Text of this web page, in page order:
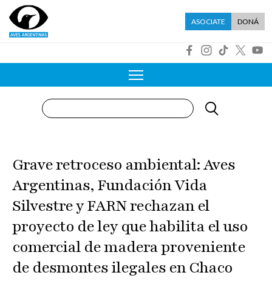
Pasar al contenido principal
Menú asociate
ASOCIATE DONÁ
Buscar
Grave retroceso ambiental: Aves
Argentinas, Fundación Vida
Silvestre y FARN rechazan el
proyecto de ley que habilita el uso
comercial de madera proveniente
de desmontes ilegales en Chaco